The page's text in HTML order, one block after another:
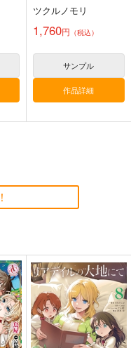
ド 等身ver
ツクルノモリ
1,760円 （税込）
サンプル
作品詳細